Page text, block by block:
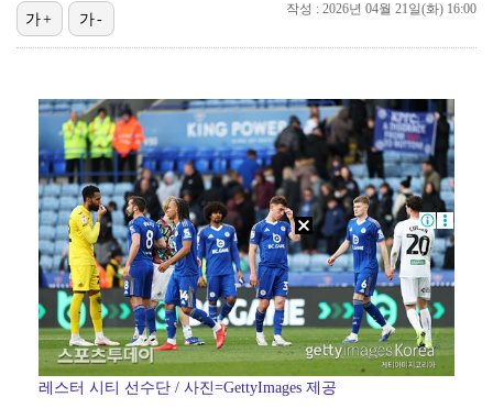
"기분 맞춰주려고" 축구협회, 외국인 심판 성접대 의혹…
'주장 완장' 김민재, 한국 떠나기 전 뮌헨 동료들에게…
폭로자 "황정민, 본인 말에 책임져야…내가 사생활에 초…
'모솔연애2' 최혁준 "판단 오류로 불편함 드려 죄송"…
박문성 "축구협회 성접대 의혹? 사실이면 국제 망신…사…
작성 : 2026년 04월 21일(화) 16:00
가+ 가-
레스터 시티 선수단 / 사진=GettyImages 제공